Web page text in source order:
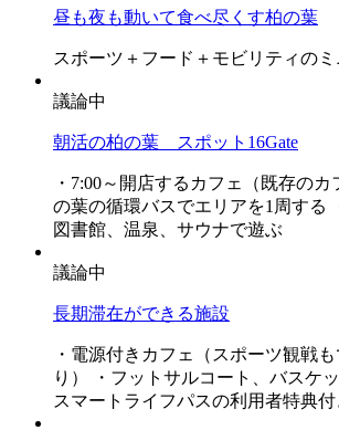
昼も夜も動いて食べ尽くす柏の葉
スポーツ＋フード＋モビリティの
議論中
朝活の柏の葉 スポット16Gate
・7:00～開店するカフェ（既存の
の葉の循環バスでエリアを1周する
図書館、温泉、サウナで遊ぶ
議論中
長期滞在ができる施設
・電源付きカフェ（スポーツ観戦
り） ・フットサルコート、バスケ
スマートライフパスの利用者特典付